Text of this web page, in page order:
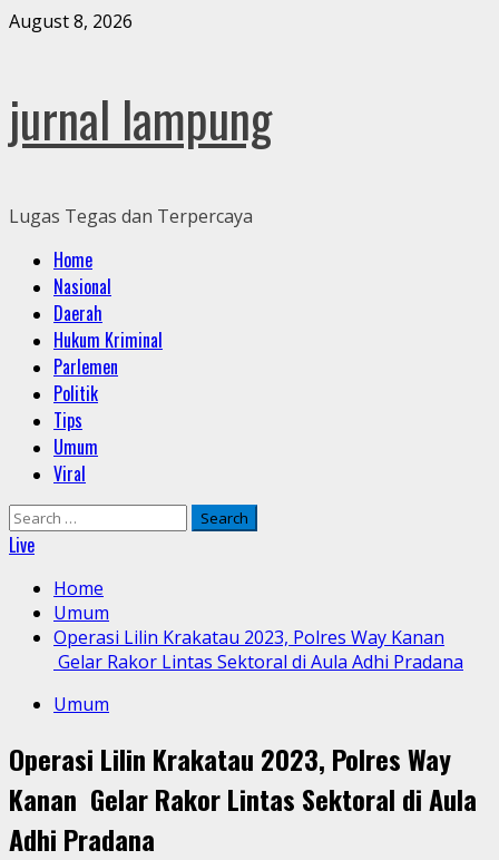
Skip
August 8, 2026
jurnal lampung
Lugas Tegas dan Terpercaya
Primary
Menu
Home
Nasional
Daerah
Hukum Kriminal
Parlemen
Politik
Tips
Umum
Viral
Search
for:
Live
Home
Umum
Operasi Lilin Krakatau 2023, Polres Way Kanan
Gelar Rakor Lintas Sektoral di Aula Adhi Pradana
Umum
Operasi Lilin Krakatau 2023, Polres Way
Kanan Gelar Rakor Lintas Sektoral di Aula
Adhi Pradana